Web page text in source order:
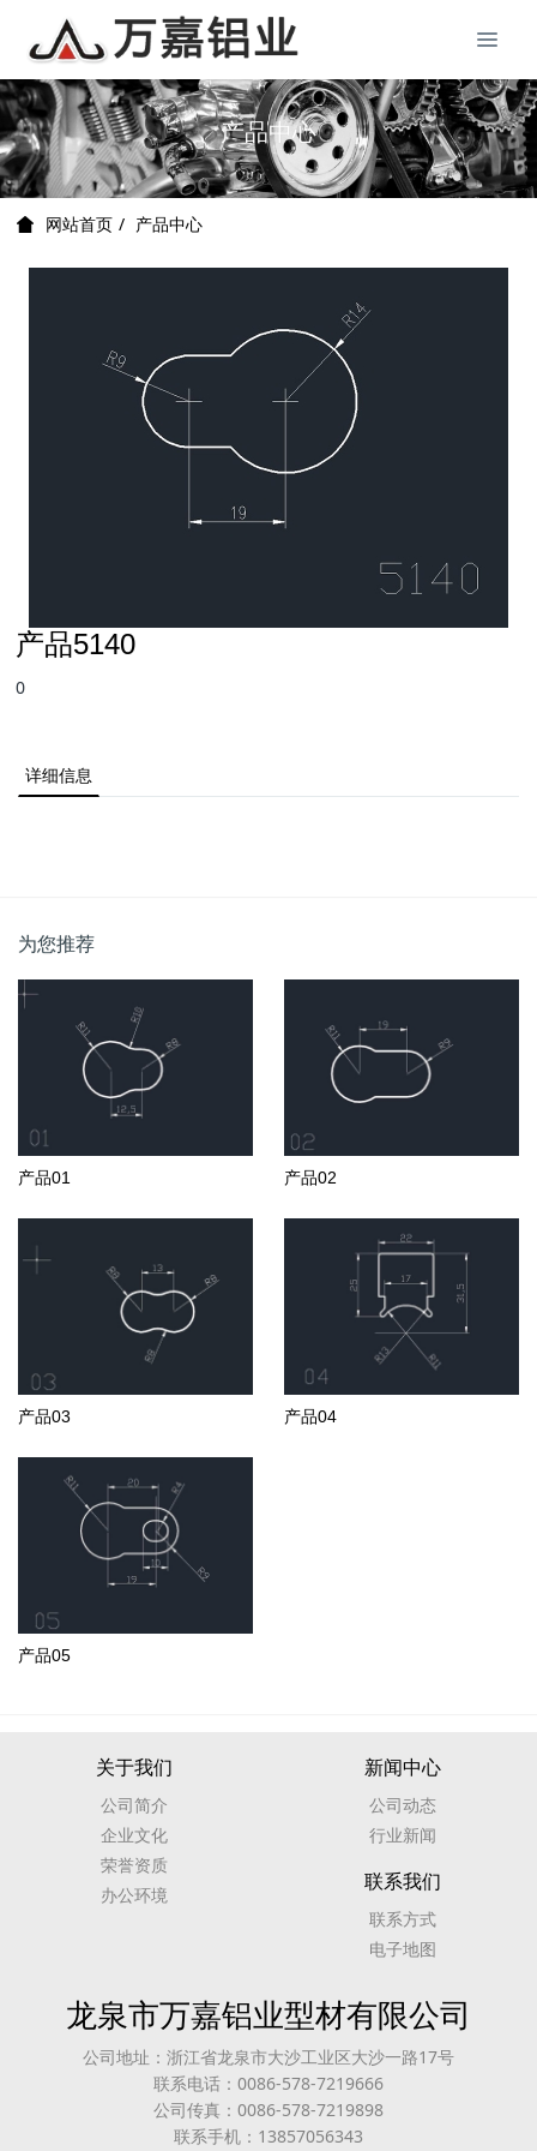
产品中心
网站首页 产品中心
产品5140
0
详细信息
为您推荐
产品01 产品02
产品03 产品04
产品05
关于我们
公司简介
企业文化
荣誉资质
办公环境
新闻中心
公司动态
行业新闻
联系我们
联系方式
电子地图
龙泉市万嘉铝业型材有限公司
公司地址：浙江省龙泉市大沙工业区大沙一路17号
联系电话：0086-578-7219666
公司传真：0086-578-7219898
联系手机：13857056343